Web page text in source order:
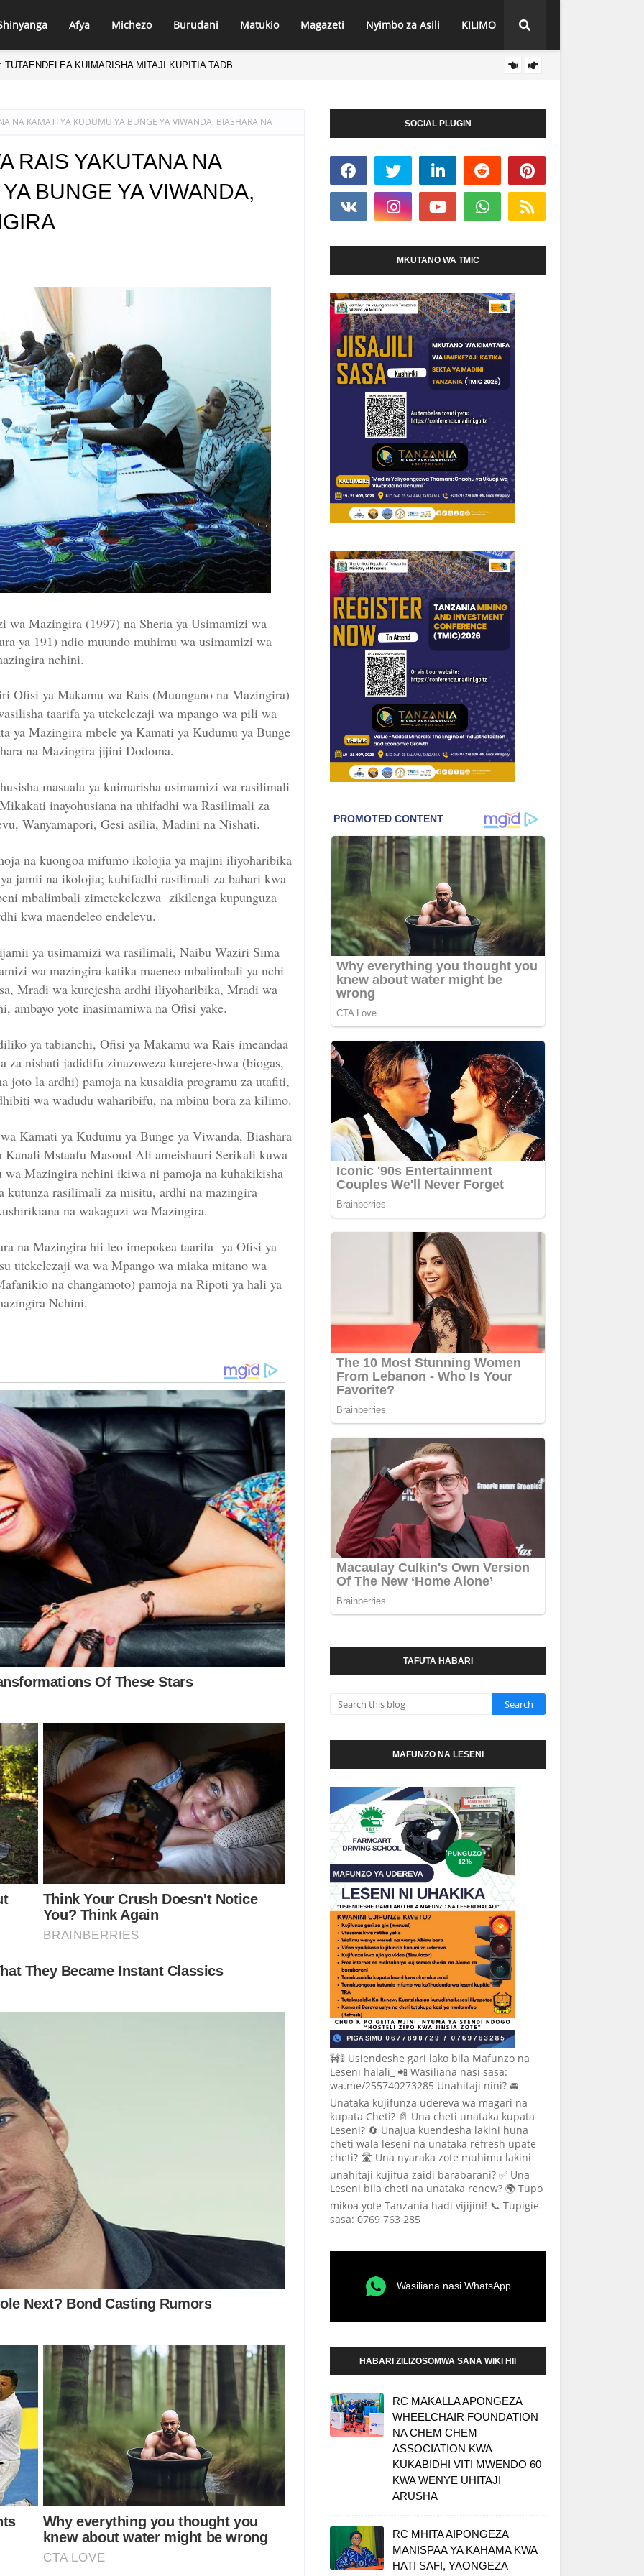
Afya Michezo Burudani Matukio Magazeti Nyimbo za Asili KILIMO
NA KAMATI YA KUDUMU YA BUNGE YA VIWANDA, BIASHARA NA
RAIS YAKUTANA NA
BUNGE YA VIWANDA,
wa Mazingira (1997) na Sheria ya Usimamizi wa
ya 191) ndio muundo muhimu wa usimamizi wa
nchini.
Ofisi ya Makamu wa Rais (Muungano na Mazingira)
taarifa ya utekelezaji wa mpango wa pili wa
ya Mazingira mbele ya Kamati ya Kudumu ya Bunge
na Mazingira jijini Dodoma.
masuala ya kuimarisha usimamizi wa rasilimali
inayohusiana na uhifadhi wa Rasilimali za
Wanyamapori, Gesi asilia, Madini na Nishati.
na kuongoa mifumo ikolojia ya majini iliyoharibika
jamii na ikolojia; kuhifadhi rasilimali za bahari kwa
mbalimbali zimetekelezwa zikilenga kupunguza
kwa maendeleo endelevu.
ya usimamizi wa rasilimali, Naibu Waziri Sima
wa mazingira katika maeneo mbalimbali ya nchi
Mradi wa kurejesha ardhi iliyoharibika, Mradi wa
ambayo yote inasimamiwa na Ofisi yake.
ya tabianchi, Ofisi ya Makamu wa Rais imeandaa
nishati jadidifu zinazoweza kurejereshwa (biogas,
joto la ardhi) pamoja na kusaidia programu za utafiti,
wa wadudu waharibifu, na mbinu bora za kilimo.
Kamati ya Kudumu ya Bunge ya Viwanda, Biashara
Mstaafu Masoud Ali ameishauri Serikali kuwa
Mazingira nchini ikiwa ni pamoja na kuhakikisha
rasilimali za misitu, ardhi na mazingira
na wakaguzi wa Mazingira.
na Mazingira hii leo imepokea taarifa ya Ofisi ya
utekelezaji wa wa Mpango wa miaka mitano wa
na changamoto) pamoja na Ripoti ya hali ya
Nchini.
SOCIAL PLUGIN
MKUTANO WA TMIC
TAFUTA HABARI
MAFUNZO NA LESENI
🚧🚦 Usiendeshe gari lako bila Mafunzo na
Leseni halali_ 📲 Wasiliana nasi sasa:
wa.me/255740273285 Unahitaji nini? 🚘
Unataka kujifunza udereva wa magari na
kupata Cheti? 📄 Una cheti unataka kupata
Leseni? 🔄 Unajua kuendesha lakini huna
cheti wala leseni na unataka refresh upate
cheti? 🛣️ Una nyaraka zote muhimu lakini
unahitaji kujifua zaidi barabarani? ✅ Una
Leseni bila cheti na unataka renew? 🌍 Tupo
mikoa yote Tanzania hadi vijijini! 📞 Tupigie
sasa: 0769 763 285
Wasiliana nasi WhatsApp
HABARI ZILIZOSOMWA SANA WIKI HII
RC MAKALLA APONGEZA
WHEELCHAIR FOUNDATION
NA CHEM CHEM
ASSOCIATION KWA
KUKABIDHI VITI MWENDO 60
KWA WENYE UHITAJI
ARUSHA
RC MHITA AIPONGEZA
MANISPAA YA KAHAMA KWA
HATI SAFI, YAONGEZA